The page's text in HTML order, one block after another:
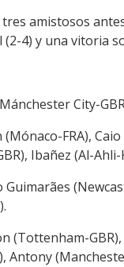
amistosos
4) y una vitoria
City-
FRA),
Ibañez (Al-
(Tottenham-
Antony